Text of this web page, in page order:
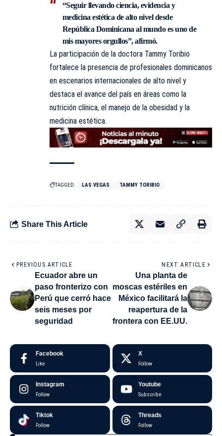
“Seguir llevando ciencia, evidencia y
medicina estética de alto nivel desde
República Dominicana al mundo es uno de
mis mayores orgullos”, afirmó.
La participación de la doctora Tammy Toribio
fortalece la presencia de profesionales dominicanos
en escenarios internacionales de alto nivel y
destaca el avance del país en áreas como la
nutrición clínica, el manejo de la obesidad y la
medicina estética.
TAGGED: LAS VEGAS TAMMY TORIBIO
Share This Article
PREVIOUS ARTICLE
Ecuador abre un
paso fronterizo con
Perú que cerró hace
seis meses por
seguridad
NEXT ARTICLE
Una planta de
moscas estériles en
México facilitará la
reapertura de la
frontera con EE.UU.
Facebook
Like
X
Follow
Instagram
Follow
Youtube
Subscribe
Tiktok
Follow
Threads
Follow